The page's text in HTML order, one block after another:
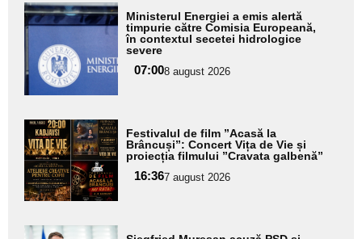
Adaugă
aici textul
pentru
subtitlu
Ministerul Energiei a emis alertă
timpurie către Comisia Europeană,
în contextul secetei hidrologice
severe
07:008 august 2026
Adaugă
aici textul
pentru
subtitlu
Festivalul de film ”Acasă la
Brâncuși”: Concert Vița de Vie și
proiecția filmului ”Cravata galbenă”
16:367 august 2026
Adaugă